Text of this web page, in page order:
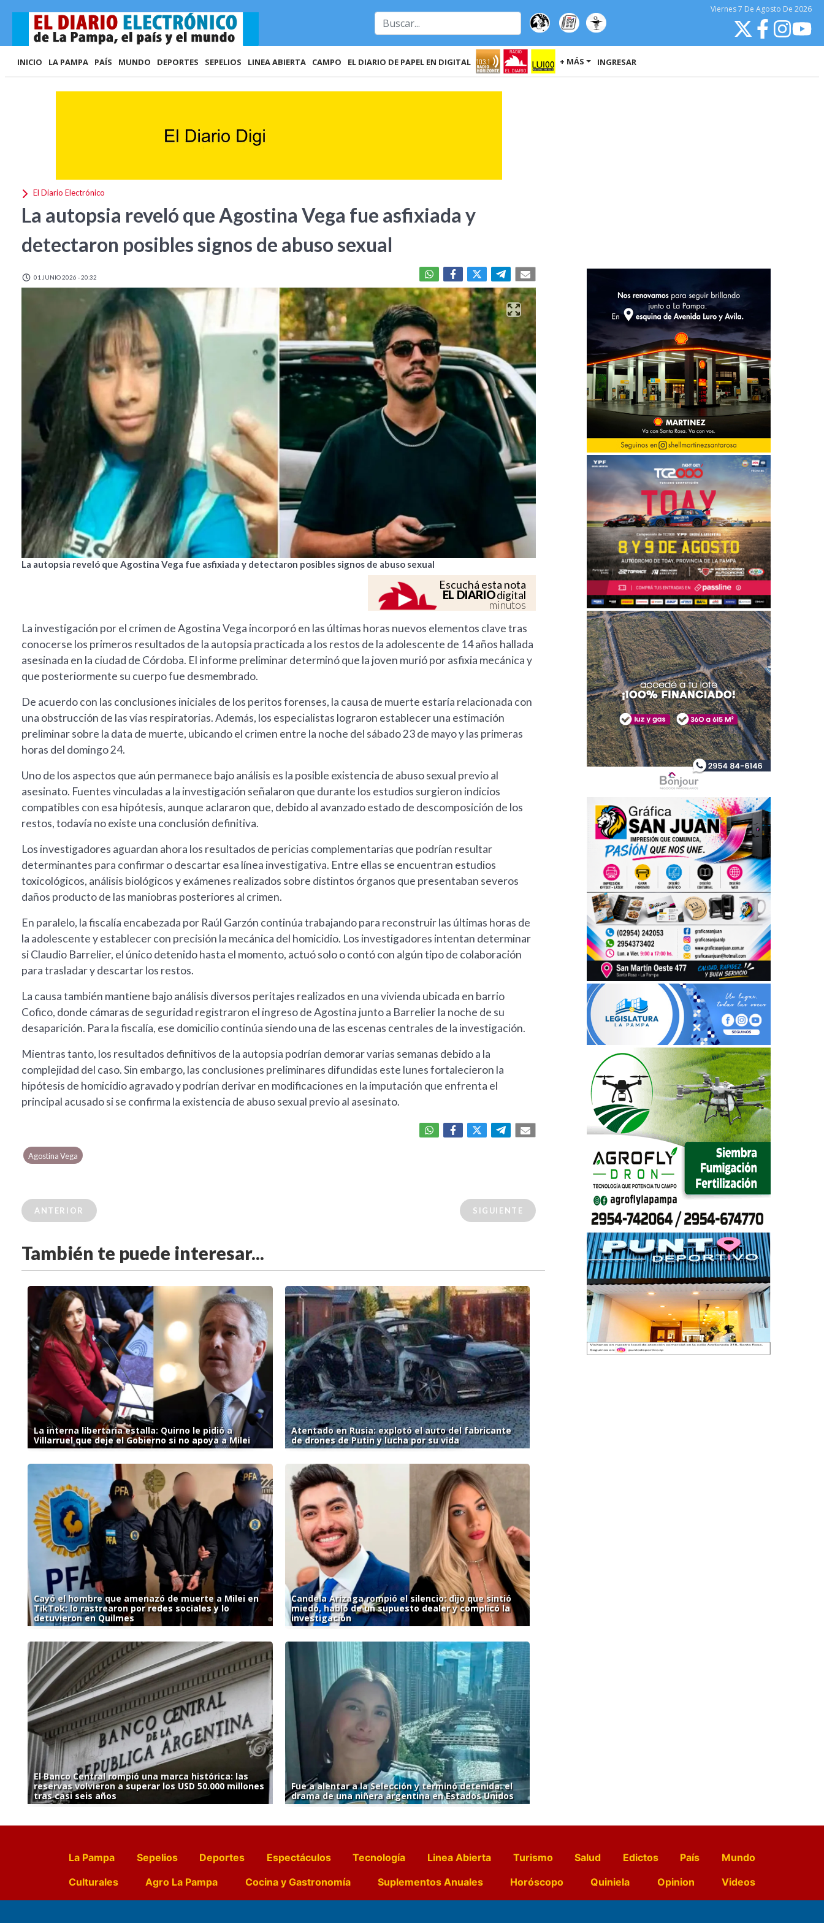
Viernes7 De Agosto De 2026
INICIO LA PAMPA PAÍS MUNDO DEPORTES SEPELIOS LINEA ABIERTA CAMPO EL DIARIO DE PAPEL EN DIGITAL + MÁS INGRESAR
El Diario Electrónico
La autopsia reveló que Agostina Vega fue asfixiada y
detectaron posibles signos de abuso sexual
01 JUNIO 2026 - 20:32
La autopsia reveló que Agostina Vega fue asfixiada y detectaron posibles signos de abuso sexual
Escuchá esta nota
EL DIARIOdigital
minutos
La investigación por el crimen de Agostina Vega incorporó en las últimas horas nuevos elementos clave tras
conocerse los primeros resultados de la autopsia practicada a los restos de la adolescente de 14 años hallada
asesinada en la ciudad de Córdoba. El informe preliminar determinó que la joven murió por asfixia mecánica y
que posteriormente su cuerpo fue desmembrado.
De acuerdo con las conclusiones iniciales de los peritos forenses, la causa de muerte estaría relacionada con
una obstrucción de las vías respiratorias. Además, los especialistas lograron establecer una estimación
preliminar sobre la data de muerte, ubicando el crimen entre la noche del sábado 23 de mayo y las primeras
horas del domingo 24.
Uno de los aspectos que aún permanece bajo análisis es la posible existencia de abuso sexual previo al
asesinato. Fuentes vinculadas a la investigación señalaron que durante los estudios surgieron indicios
compatibles con esa hipótesis, aunque aclararon que, debido al avanzado estado de descomposición de los
restos, todavía no existe una conclusión definitiva.
Los investigadores aguardan ahora los resultados de pericias complementarias que podrían resultar
determinantes para confirmar o descartar esa línea investigativa. Entre ellas se encuentran estudios
toxicológicos, análisis biológicos y exámenes realizados sobre distintos órganos que presentaban severos
daños producto de las maniobras posteriores al crimen.
En paralelo, la fiscalía encabezada por Raúl Garzón continúa trabajando para reconstruir las últimas horas de
la adolescente y establecer con precisión la mecánica del homicidio. Los investigadores intentan determinar
si Claudio Barrelier, el único detenido hasta el momento, actuó solo o contó con algún tipo de colaboración
para trasladar y descartar los restos.
La causa también mantiene bajo análisis diversos peritajes realizados en una vivienda ubicada en barrio
Cofico, donde cámaras de seguridad registraron el ingreso de Agostina junto a Barrelier la noche de su
desaparición. Para la fiscalía, ese domicilio continúa siendo una de las escenas centrales de la investigación.
Mientras tanto, los resultados definitivos de la autopsia podrían demorar varias semanas debido a la
complejidad del caso. Sin embargo, las conclusiones preliminares difundidas este lunes fortalecieron la
hipótesis de homicidio agravado y podrían derivar en modificaciones en la imputación que enfrenta el
principal acusado si se confirma la existencia de abuso sexual previo al asesinato.
Agostina Vega
ANTERIOR SIGUIENTE
También te puede interesar...
La interna libertaria estalla: Quirno le pidió a
Villarruel que deje el Gobierno si no apoya a Milei
Atentado en Rusia: explotó el auto del fabricante
de drones de Putin y lucha por su vida
Cayó el hombre que amenazó de muerte a Milei en
TikTok: lo rastrearon por redes sociales y lo
detuvieron en Quilmes
Candela Arizaga rompió el silencio: dijo que sintió
miedo, habló de un supuesto dealer y complicó la
investigación
El Banco Central rompió una marca histórica: las
reservas volvieron a superar los USD 50.000 millones
tras casi seis años
Fue a alentar a la Selección y terminó detenida: el
drama de una niñera argentina en Estados Unidos
La Pampa Sepelios Deportes Espectáculos Tecnología Linea Abierta Turismo Salud Edictos País
Mundo
Culturales
Agro La Pampa Cocina y Gastronomía Suplementos Anuales Horóscopo Quiniela Opinion
Videos